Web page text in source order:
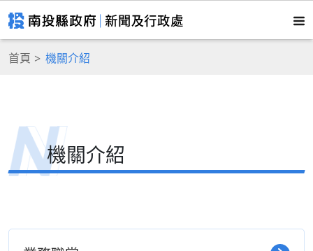
首頁 機關介紹
機關介紹